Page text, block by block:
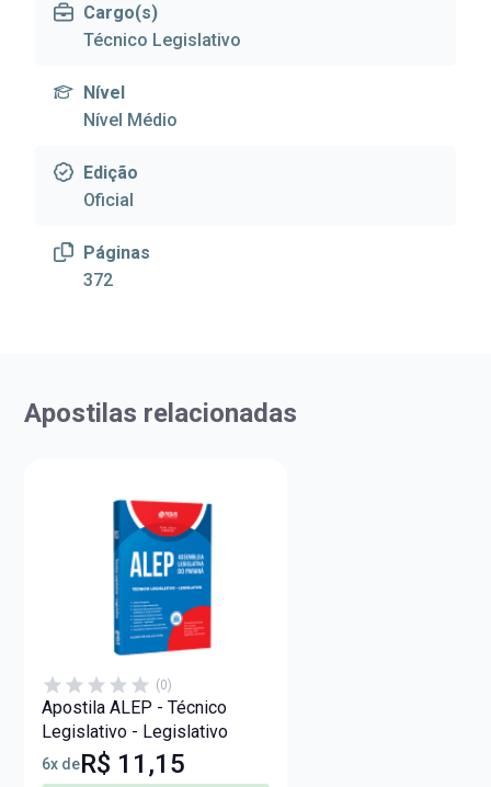
Cargo(s)
Técnico Legislativo
Nível
Nível Médio
Edição
Oficial
Páginas
372
Apostilas relacionadas
(0)
Apostila ALEP - Técnico
Legislativo - Legislativo
6x deR$ 11,15